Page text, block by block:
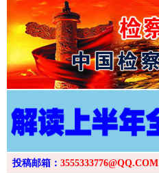
投稿邮箱： 3555333776@QQ.COM